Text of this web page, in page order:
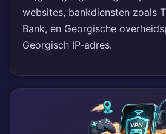
websites, bankdiensten zoals
Bank, en Georgische
Georgisch IP-adres.